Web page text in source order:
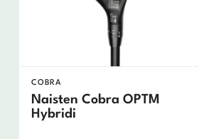
COBRA
Naisten Cobra OPTM
Hybridi